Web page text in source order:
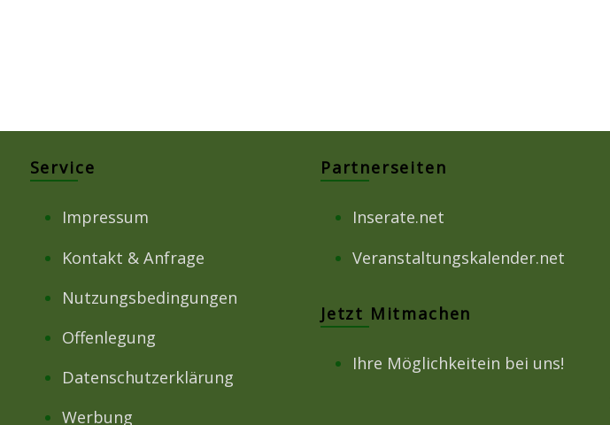
Service
Impressum
Kontakt & Anfrage
Nutzungsbedingungen
Offenlegung
Datenschutzerklärung
Werbung
Partnerseiten
Inserate.net
Veranstaltungskalender.net
Jetzt Mitmachen
Ihre Möglichkeitein bei uns!